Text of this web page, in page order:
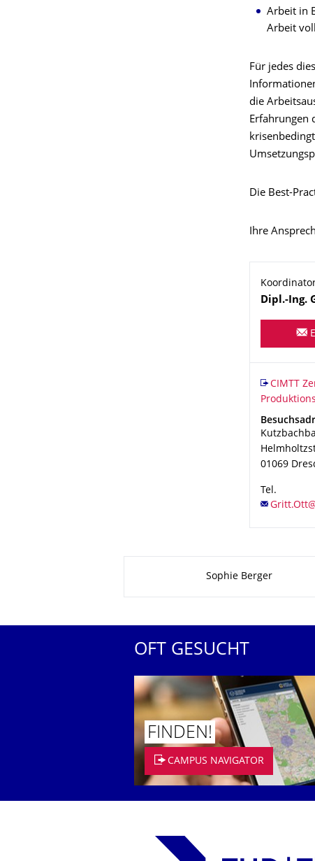
Arbeit in
Arbeit
Für jedes
die
Erfahrungen
Die Best-
Ihre
Name
Dipl.-Ing.
CIMTT
CIMTT
Adresse
01069
Tel.
Sophie Berger
OFT GESUCHT
FINDEN!
CAMPUS NAVIGATOR